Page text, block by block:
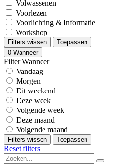
Volwassenen
Voorlezen
Voorlichting & Informatie
Workshop
Filters wissen
Toepassen
0 Wanneer
Filter Wanneer
Vandaag
Morgen
Dit weekend
Deze week
Volgende week
Deze maand
Volgende maand
Filters wissen Toepassen
Reset filters